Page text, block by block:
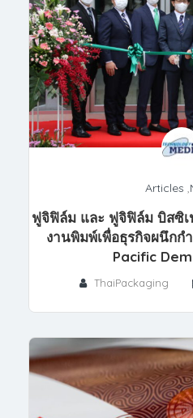
Articles ,
ฟูจิฟิล์ม และ ฟูจิฟิล์ม บิสซิ
งานพิมพ์เพื่อธุรกิจผนึกก
Pacific
ThaiPackaging